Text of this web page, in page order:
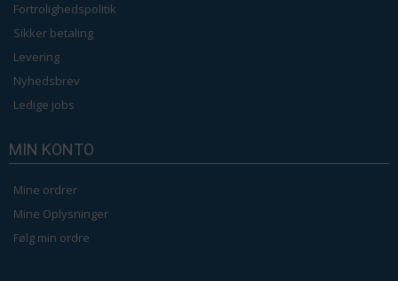
Fortrolighedspolitik
Sikker betaling
Levering
Nyhedsbrev
Ledige jobs
MIN KONTO
Mine ordrer
Mine Oplysninger
Følg min ordre